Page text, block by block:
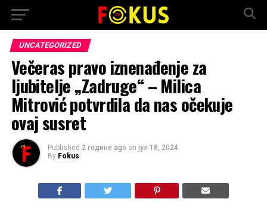
UNCATEGORIZED
Večeras pravo iznenađenje za
ljubitelje „Zadruge“ – Milica
Mitrović potvrdila da nas očekuje
ovaj susret
Published 2 године ago on јул 18, 2024
By Fokus